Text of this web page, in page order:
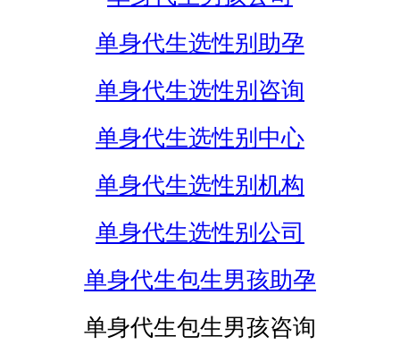
单身代生选性别助孕
单身代生选性别咨询
单身代生选性别中心
单身代生选性别机构
单身代生选性别公司
单身代生包生男孩助孕
单身代生包生男孩咨询